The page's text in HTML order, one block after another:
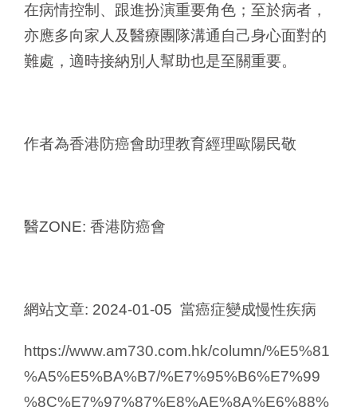
在病情控制、跟進扮演重要角色；至於病者，
亦應多向家人及醫療團隊溝通自己身心面對的
難處，適時接納別人幫助也是至關重要。
作者為香港防癌會助理教育經理歐陽民敬
醫ZONE: 香港防癌會
網站文章: 2024-01-05 當癌症變成慢性疾病
https://www.am730.com.hk/column/%E5%81
%A5%E5%BA%B7/%E7%95%B6%E7%99
%8C%E7%97%87%E8%AE%8A%E6%88%